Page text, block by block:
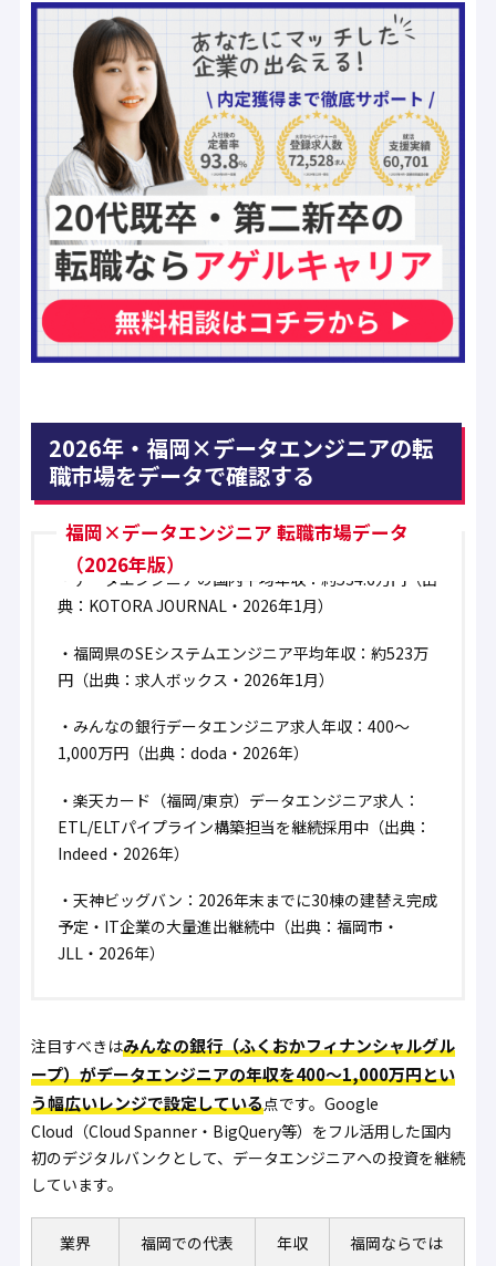
2026年・福岡×データエンジニアの転
職市場をデータで確認する
福岡×データエンジニア 転職市場データ
（2026年版）
データエンジニアの国内平均年収：約534.6万円（出
典：KOTORA JOURNAL・2026年1月）
・ 福岡県のSEシステムエンジニア平均年収：約523万
円（出典：求人ボックス・2026年1月）
・ みんなの銀行データエンジニア求人年収：400〜
1,000万円（出典：doda・2026年）
・ 楽天カード（福岡/東京）データエンジニア求人：
ETL/ELTパイプライン構築担当を継続採用中（出典：
Indeed・2026年）
・ 天神ビッグバン：2026年末までに30棟の建替え完成
予定・IT企業の大量進出継続中（出典：福岡市・
JLL・2026年）
注目すべきはみんなの銀行（ふくおかフィナンシャルグル
ープ）がデータエンジニアの年収を400〜1,000万円とい
う幅広いレンジで設定している点です。Google
Cloud（Cloud Spanner・BigQuery等）をフル活用した国内
初のデジタルバンクとして、データエンジニアへの投資を継続
しています。
業界
福岡での代表
年収
福岡ならでは